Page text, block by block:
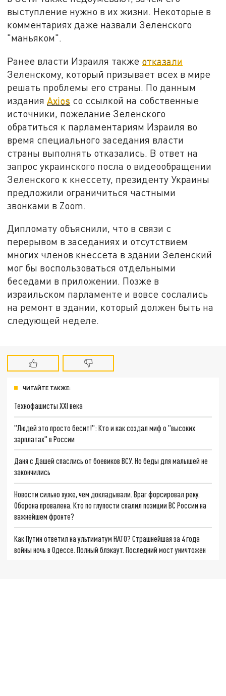
выступление нужно в их жизни. Некоторые в
комментариях даже назвали Зеленского
"маньяком".
Ранее власти Израиля также отказали
Зеленскому, который призывает всех в мире
решать проблемы его страны. По данным
издания Axios со ссылкой на собственные
источники, пожелание Зеленского
обратиться к парламентариям Израиля во
время специального заседания власти
страны выполнять отказались. В ответ на
запрос украинского посла о видеообращении
Зеленского к кнессету, президенту Украины
предложили ограничиться частными
звонками в Zoom.
Дипломату объяснили, что в связи с
перерывом в заседаниях и отсутствием
многих членов кнессета в здании Зеленский
мог бы воспользоваться отдельными
беседами в приложении. Позже в
израильском парламенте и вовсе сослались
на ремонт в здании, который должен быть на
следующей неделе.
ЧИТАЙТЕ ТАКЖЕ:
Технофашисты XXI века
"Людей это просто бесит!": Кто и как создал миф о "высоких
зарплатах" в России
Даня с Дашей спаслись от боевиков ВСУ. Но беды для малышей не
закончились
Новости сильно хуже, чем докладывали. Враг форсировал реку.
Оборона провалена. Кто по глупости спалил позиции ВС России на
важнейшем фронте?
Как Путин ответил на ультиматум НАТО? Страшнейшая за 4 года
войны ночь в Одессе. Полный блэкаут. Последний мост уничтожен